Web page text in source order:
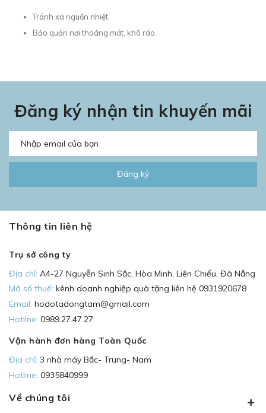
Tránh xa nguồn nhiệt.
Bảo quản nơi thoáng mát, khô ráo.
Đăng ký nhận tin khuyến mãi
Đăng ký
Thông tin liên hệ
Trụ sở công ty
Địa chỉ: A4-27 Nguyễn Sinh Sắc, Hòa Minh, Liên Chiểu, Đà Nẵng
Mã số thuế: kênh doanh nghiệp quà tặng liên hệ 0931920678
Email: hodotadongtam@gmail.com
Hotline: 0989.27.47.27
Vận hành đơn hàng Toàn Quốc
Địa chỉ: 3 nhà máy Bắc- Trung- Nam
Hotline: 0935840999
Về chúng tôi